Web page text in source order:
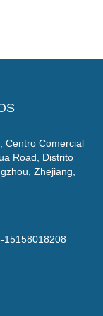
Centro Comercial
Road, Distrito
Zhejiang,
15158018208